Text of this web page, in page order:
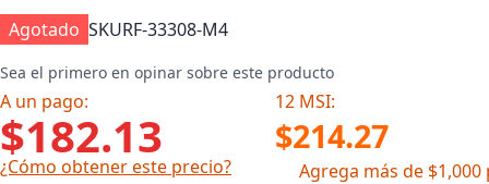
Agotado SKURF-33308-M4
Sea el primero en opinar sobre este producto
A un pago: 12 MSI:
$182.13 $214.27
¿Cómo obtener este precio?
Agrega más de $1,000